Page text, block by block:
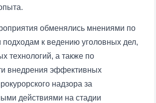
фамилия
обменялись мнениями по
к ведению уголовных дел,
технологий, а также по
внедрения эффективных
надзора за
действиями на стадии